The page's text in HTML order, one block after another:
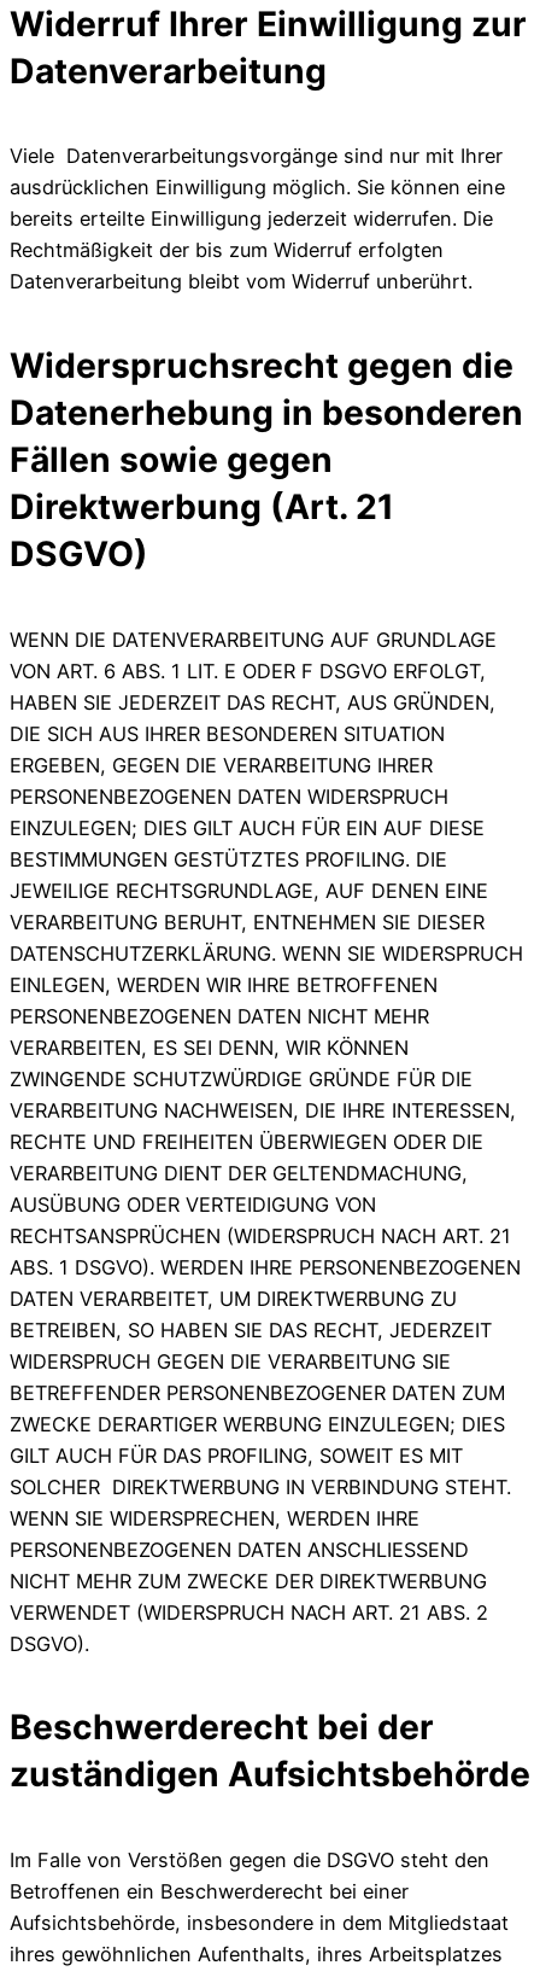
Widerruf Ihrer Einwilligung zur
Datenverarbeitung
Viele Datenverarbeitungsvorgänge sind nur mit Ihrer
ausdrücklichen Einwilligung möglich. Sie können eine
bereits erteilte Einwilligung jederzeit widerrufen. Die
Rechtmäßigkeit der bis zum Widerruf erfolgten
Datenverarbeitung bleibt vom Widerruf unberührt.
Widerspruchsrecht gegen die
Datenerhebung in besonderen
Fällen sowie gegen
Direktwerbung (Art. 21
DSGVO)
WENN DIE DATENVERARBEITUNG AUF GRUNDLAGE
VON ART. 6 ABS. 1 LIT. E ODER F DSGVO ERFOLGT,
HABEN SIE JEDERZEIT DAS RECHT, AUS GRÜNDEN,
DIE SICH AUS IHRER BESONDEREN SITUATION
ERGEBEN, GEGEN DIE VERARBEITUNG IHRER
PERSONENBEZOGENEN DATEN WIDERSPRUCH
EINZULEGEN; DIES GILT AUCH FÜR EIN AUF DIESE
BESTIMMUNGEN GESTÜTZTES PROFILING. DIE
JEWEILIGE RECHTSGRUNDLAGE, AUF DENEN EINE
VERARBEITUNG BERUHT, ENTNEHMEN SIE DIESER
DATENSCHUTZERKLÄRUNG. WENN SIE WIDERSPRUCH
EINLEGEN, WERDEN WIR IHRE BETROFFENEN
PERSONENBEZOGENEN DATEN NICHT MEHR
VERARBEITEN, ES SEI DENN, WIR KÖNNEN
ZWINGENDE SCHUTZWÜRDIGE GRÜNDE FÜR DIE
VERARBEITUNG NACHWEISEN, DIE IHRE INTERESSEN,
RECHTE UND FREIHEITEN ÜBERWIEGEN ODER DIE
VERARBEITUNG DIENT DER GELTENDMACHUNG,
AUSÜBUNG ODER VERTEIDIGUNG VON
RECHTSANSPRÜCHEN (WIDERSPRUCH NACH ART. 21
ABS. 1 DSGVO). WERDEN IHRE PERSONENBEZOGENEN
DATEN VERARBEITET, UM DIREKTWERBUNG ZU
BETREIBEN, SO HABEN SIE DAS RECHT, JEDERZEIT
WIDERSPRUCH GEGEN DIE VERARBEITUNG SIE
BETREFFENDER PERSONENBEZOGENER DATEN ZUM
ZWECKE DERARTIGER WERBUNG EINZULEGEN; DIES
GILT AUCH FÜR DAS PROFILING, SOWEIT ES MIT
SOLCHER DIREKTWERBUNG IN VERBINDUNG STEHT.
WENN SIE WIDERSPRECHEN, WERDEN IHRE
PERSONENBEZOGENEN DATEN ANSCHLIESSEND
NICHT MEHR ZUM ZWECKE DER DIREKTWERBUNG
VERWENDET (WIDERSPRUCH NACH ART. 21 ABS. 2
DSGVO).
Beschwerderecht bei der
zuständigen Aufsichtsbehörde
Im Falle von Verstößen gegen die DSGVO steht den
Betroffenen ein Beschwerderecht bei einer
Aufsichtsbehörde, insbesondere in dem Mitgliedstaat
ihres gewöhnlichen Aufenthalts, ihres Arbeitsplatzes